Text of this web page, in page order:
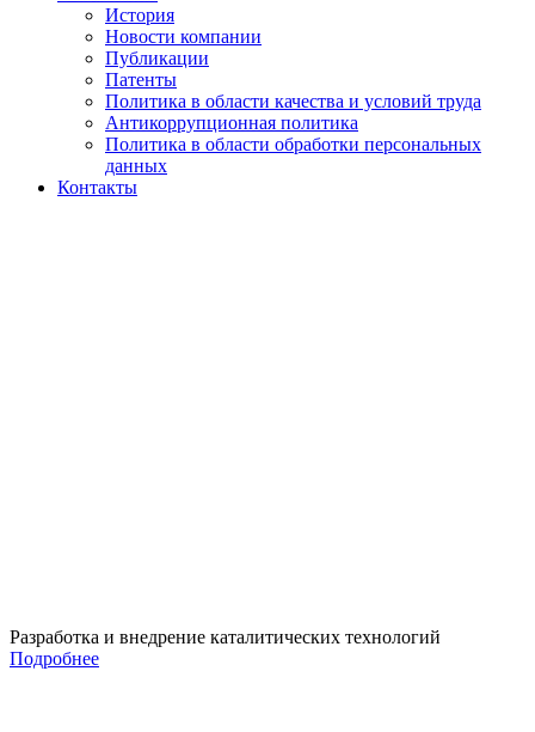
История
Новости компании
Публикации
Патенты
Политика в области качества и условий труда
Антикоррупционная политика
Политика в области обработки персональных
данных
Контакты
Разработка и внедрение каталитических технологий
Подробнее